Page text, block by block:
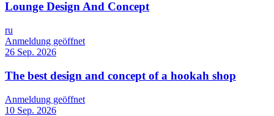
Lounge Design And Concept
ru
Anmeldung geöffnet
26 Sep. 2026
The best design and concept of a hookah shop
Anmeldung geöffnet
10 Sep. 2026